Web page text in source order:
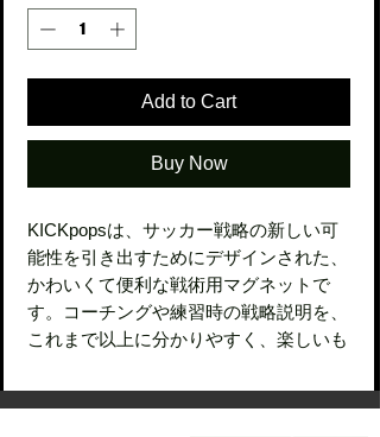
Add to Cart
Buy Now
KICKpopsは、サッカー戦略の新しい可
能性を引き出すためにデザインされた、
かわいくて便利な戦術用マグネットで
す。コーチングや練習時の戦略説明を、
これまで以上に分かりやすく、楽しいも
KICKpopsの特徴